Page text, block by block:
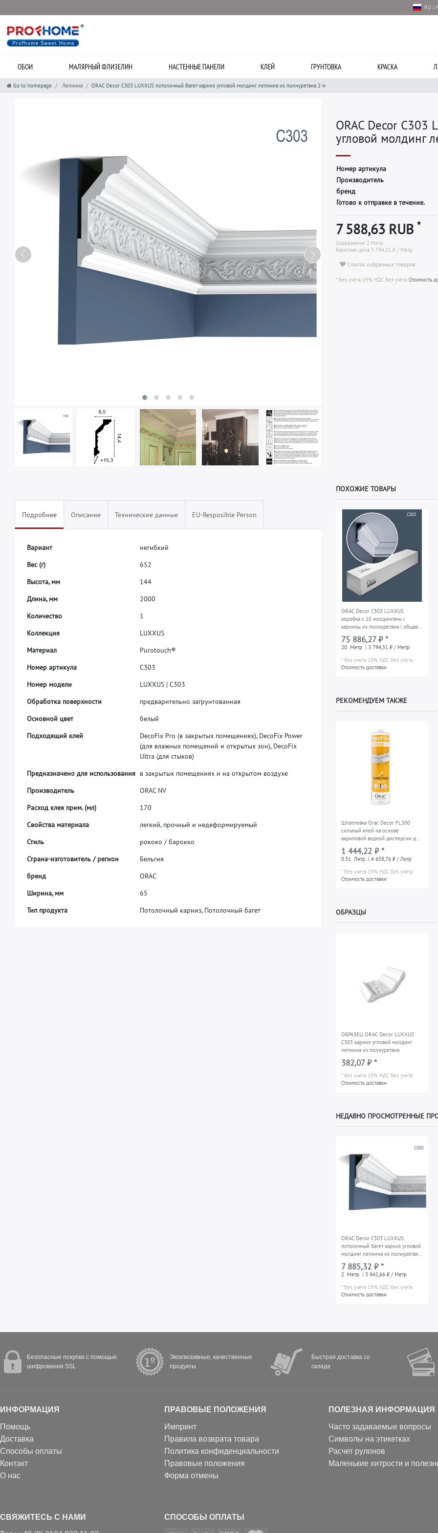
RU |
ОБОИ МАЛЯРНЫЙ ФЛИЗЕЛИН НАСТЕННЫЕ ПАНЕЛИ КЛЕЙ ГРУНТОВКА КРАСКА
Go to homepage Лепнина ORAC Decor C303 LUXXUS потолочный багет карниз угловой молдинг лепнина из полиуретана 2 м
ORAC Decor C303
угловой молдинг
Номер артикула
Производитель
бренд
Готово к отправке в течение.
7 588,63 RUB *
Содержание 2 Метр
Базисная цена 3 794,31 ₽ / Метр
Список избранных товаров
* без учета 19% НДС без учета Стоимость
Подробнее Описание Технические данные EU-Resposible Person
Вариант негибкий
Вес (г) 652
Высота, мм 144
Длина, мм 2000
Количество
1
Коллекция LUXXUS
Материал Purotouch®
Номер артикула C303
Номер модели LUXXUS | C303
Обработка поверхности предварительно загрунтованная
Основной цвет белый
Подходящий клей DecoFix Pro (в закрытых помещениях), DecoFix Power
(для влажных помещений и открытых зон), DecoFix
Ultra (для стыков)
Предназначено для использования в закрытых помещениях и на открытом воздухе
Производитель ORAC NV
Расход клея прим. (мл) 170
Свойства материала легкий, прочный и недеформируемый
Стиль рококо / барокко
Страна-изготовитель / регион Бельгия
бренд ORAC
Ширина, мм 65
Тип продукта
Потолочный карниз, Потолочный багет
ПОХОЖИЕ ТОВАРЫ
ORAC Decor C303 LUXXUS
коробка с 10 молдингами |
карнизы из полиуретана | общая
длина 20 м
75 886,27 ₽ *
20 Метр | 3 794,31 ₽ / Метр
*без учета 19% НДС без учета
Стоимость доставки
РЕКОМЕНДУЕМ ТАКЖЕ
Шпатлевка Orac Decor FL300
сильный клей на основе
акриловой водной дисперсии для
для безусадочной отделки стыков
ремонтная шпатлевка белый 310
ml
1 444,22 ₽ *
0.31 Литр | 4 658,76 ₽ / Литр
*без учета 19% НДС без учета
Стоимость доставки
ОБРАЗЦЫ
ОБРАЗЕЦ ORAC Decor LUXXUS
C303 карниз угловой молдинг
лепнина из полиуретана
382,07 ₽ *
*без учета 19% НДС без учета
Стоимость доставки
НЕДАВНО ПРОСМОТРЕННЫЕ
ORAC Decor C303 LUXXUS
потолочный багет карниз угловой
молдинг лепнина из полиуретана
7 885,32 ₽ *
2 Метр | 3 942,66 ₽ / Метр
*без учета 19% НДС без учета
Стоимость доставки
Безопасные покупки с помощью
шифрования SSL
Эксклюзивные, качественные
продукты
Быстрая доставка со
склада
ИНФОРМАЦИЯ
Помощь
Доставка
Способы оплаты
Контакт
О нас
ПРАВОВЫЕ ПОЛОЖЕНИЯ
Импринт
Правила возврата товара
Политика конфиденциальности
Правовые положения
Форма отмены
ПОЛЕЗНАЯ ИНФОРМАЦИЯ
Часто задаваемые вопросы
Символы на этикетках
Расчет рулонов
Маленькие хитрости и
СВЯЖИТЕСЬ С НАМИ СПОСОБЫ ОПЛАТЫ